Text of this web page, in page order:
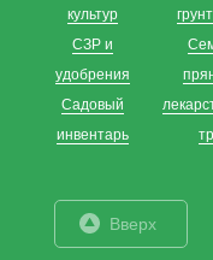
культур
СЗР и
удобрения
Садовый
инвентарь
Вверх